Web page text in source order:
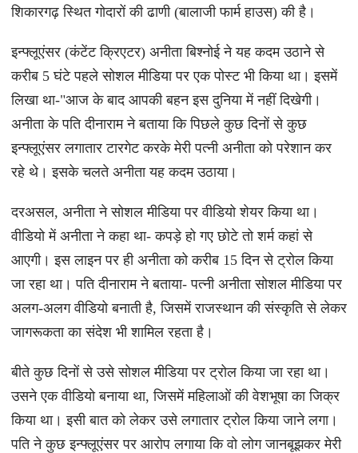
शिकारगढ़ स्थित गोदारों की ढाणी (बालाजी फार्म हाउस) की है।
इन्फ्लूएंसर (कंटेंट क्रिएटर) अनीता बिश्नोई ने यह कदम उठाने से
करीब 5 घंटे पहले सोशल मीडिया पर एक पोस्ट भी किया था। इसमें
लिखा था-"आज के बाद आपकी बहन इस दुनिया में नहीं दिखेगी।
अनीता के पति दीनाराम ने बताया कि पिछले कुछ दिनों से कुछ
इन्फ्लूएंसर लगातार टारगेट करके मेरी पत्नी अनीता को परेशान कर
रहे थे। इसके चलते अनीता यह कदम उठाया।
दरअसल, अनीता ने सोशल मीडिया पर वीडियो शेयर किया था।
वीडियो में अनीता ने कहा था- कपड़े हो गए छोटे तो शर्म कहां से
आएगी। इस लाइन पर ही अनीता को करीब 15 दिन से ट्रोल किया
जा रहा था। पति दीनाराम ने बताया- पत्नी अनीता सोशल मीडिया पर
अलग-अलग वीडियो बनाती है, जिसमें राजस्थान की संस्कृति से लेकर
जागरूकता का संदेश भी शामिल रहता है।
बीते कुछ दिनों से उसे सोशल मीडिया पर ट्रोल किया जा रहा था।
उसने एक वीडियो बनाया था, जिसमें महिलाओं की वेशभूषा का जिक्र
किया था। इसी बात को लेकर उसे लगातार ट्रोल किया जाने लगा।
पति ने कुछ इन्फ्लूएंसर पर आरोप लगाया कि वो लोग जानबूझकर मेरी